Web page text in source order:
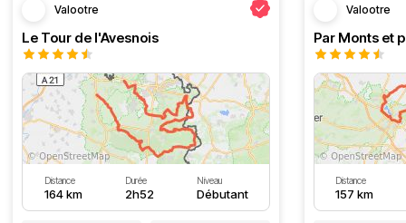
Valootre
Le Tour de l'Avesnois
Distance
164 km
Durée
2h52
Niveau
Débutant
Valootre
Par Monts et
Distance
157 km